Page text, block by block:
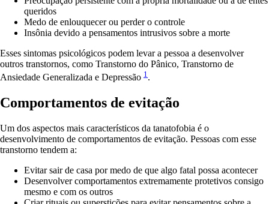
queridos
Medo de enlouquecer ou perder o controle
Insônia devido a pensamentos intrusivos sobre a morte
Esses sintomas psicológicos podem levar a pessoa a desenvolver
outros transtornos, como Transtorno do Pânico, Transtorno de
Ansiedade Generalizada e Depressão 1 .
Comportamentos de evitação
Um dos aspectos mais característicos da tanatofobia é o
desenvolvimento de comportamentos de evitação. Pessoas com esse
transtorno tendem a:
Evitar sair de casa por medo de que algo fatal possa acontecer
Desenvolver comportamentos extremamente protetivos consigo
mesmo e com os outros